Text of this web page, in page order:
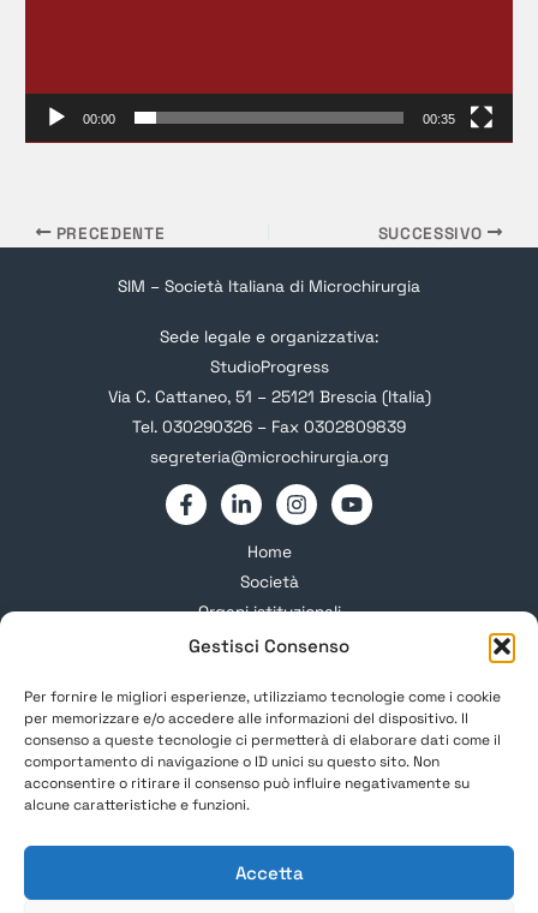
Gestisci Consenso
Per fornire le migliori esperienze, utilizziamo tecnologie come i cookie
per memorizzare e/o accedere alle informazioni del dispositivo. Il
consenso a queste tecnologie ci permetterà di elaborare dati come il
comportamento di navigazione o ID unici su questo sito. Non
acconsentire o ritirare il consenso può influire negativamente su
alcune caratteristiche e funzioni.
Accetta
00:00 00:35
PRECEDENTE SUCCESSIVO
SIM – Società Italiana di Microchirurgia
Sede legale e organizzativa:
StudioProgress
Via C. Cattaneo, 51 – 25121 Brescia (Italia)
Tel. 030290326 – Fax 0302809839
segreteria@microchirurgia.org
Home
Società
Organi istituzionali
Gruppi Studio
Corsi e Congressi
Soci SIM
Informazioni